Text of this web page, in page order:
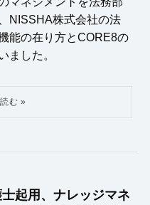
NISSHA株式会社の法
能の在り方とCORE8の
ました。
起用、ナレッジマネ